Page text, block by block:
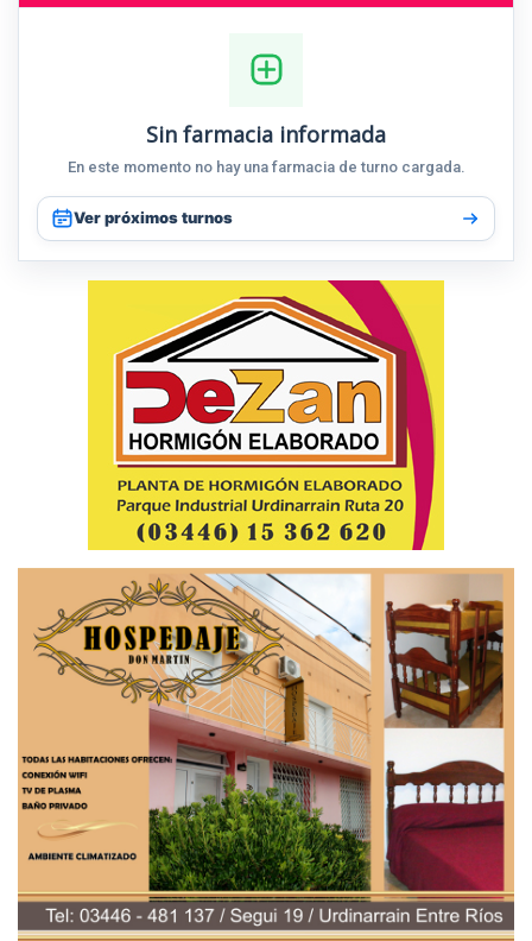
Sin farmacia informada
En este momento no hay una farmacia de turno cargada.
Ver próximos turnos